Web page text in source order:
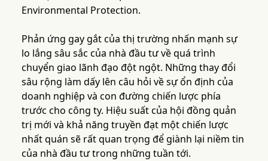
Environmental Protection.
Phản ứng gay gắt của thị trường nhấn mạnh sự
lo lắng sâu sắc của nhà đầu tư về quá trình
chuyển giao lãnh đạo đột ngột. Những thay đổi
sâu rộng làm dấy lên câu hỏi về sự ổn định của
doanh nghiệp và con đường chiến lược phía
trước cho công ty. Hiệu suất của hội đồng quản
trị mới và khả năng truyền đạt một chiến lược
nhất quán sẽ rất quan trọng để giành lại niềm tin
của nhà đầu tư trong những tuần tới.